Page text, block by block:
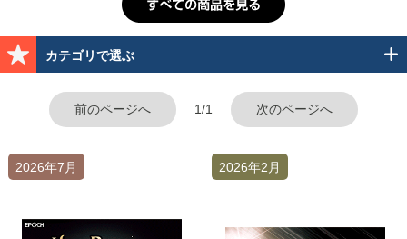
カテゴリで選ぶ
前のページへ 1/1 次のページへ
2026年7月 2026年2月